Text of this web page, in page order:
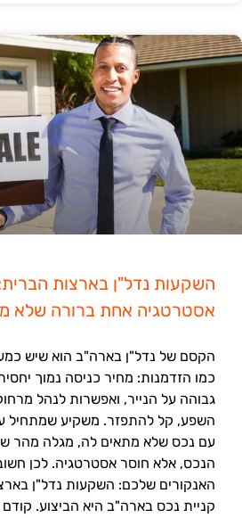
השקעות נדל"ן בארצות הברית:
אסטרטגיה אחת ברורה שלא
הקסם של נדל"ן בארה"ב הוא שיש
כמו הזדמנות: מחיר כניסה נמוך
גבוהה על הנייר, ואפשרות לנהל
השפע, קל להתפזר. משקיע שמתחיל
עם נכס שלא מתאים לה, מגלה מהר
הנכס, אלא חוסר אסטרטגיה. לכן
האנקורים שלכם: השקעות נדל"ן
קניית נכס בארה"ב היא הביצוע.